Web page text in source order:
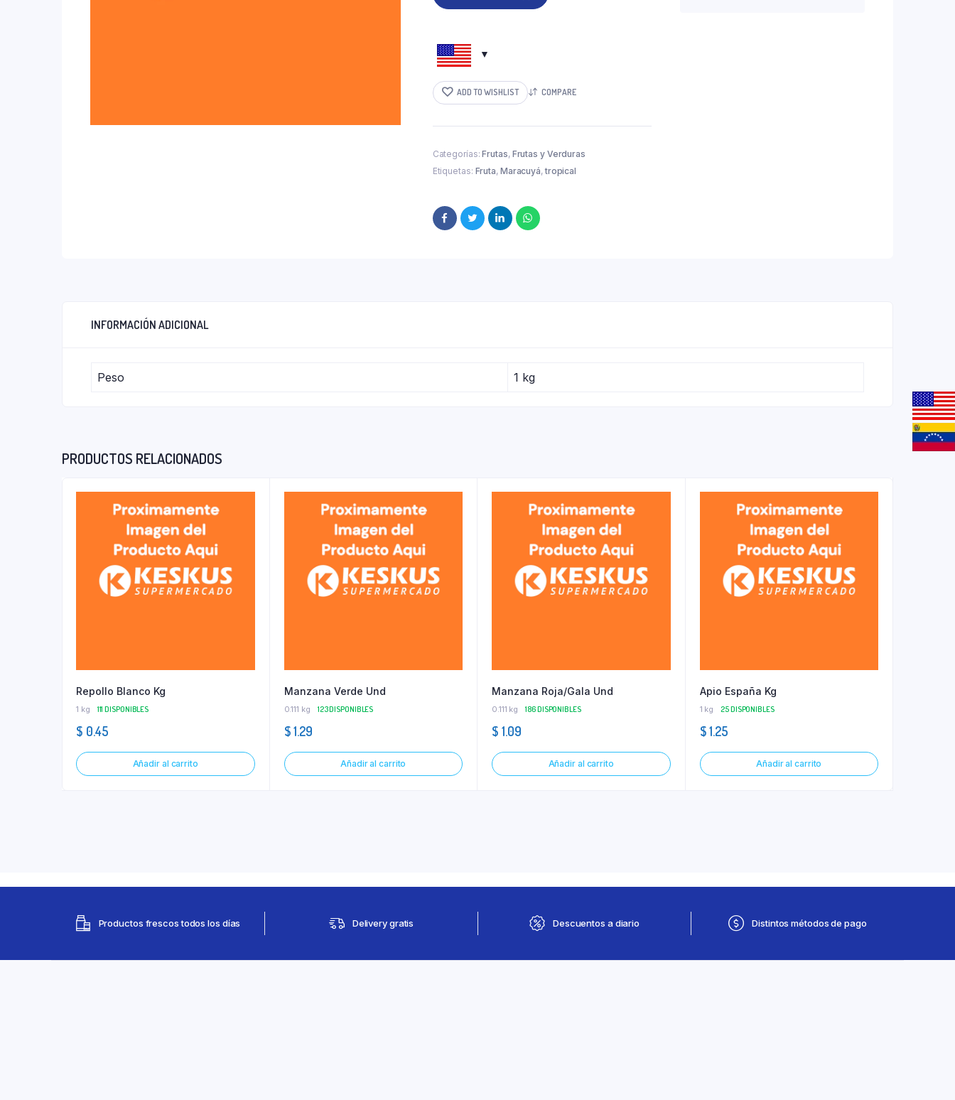
ADD TO WISHLIST COMPARE
Categorías:Frutas, Frutas y Verduras
Etiquetas: Fruta, Maracuyá,tropical
INFORMACIÓN ADICIONAL
Peso 1 kg
PRODUCTOS RELACIONADOS
Repollo Blanco Kg
1 kg 111 DISPONIBLES
$ 0.45
Añadir al carrito
Manzana Verde Und
0.111 kg 123 DISPONIBLES
$1.29
Añadir al carrito
Manzana Roja/Gala Und
0.111 kg 186 DISPONIBLES
$ 1.09
Añadir al carrito
Apio España Kg
1 kg 25 DISPONIBLES
$1.25
Añadir al carrito
Productos frescos todos los días Delivery gratis Descuentos a diario Distintos métodos de pago